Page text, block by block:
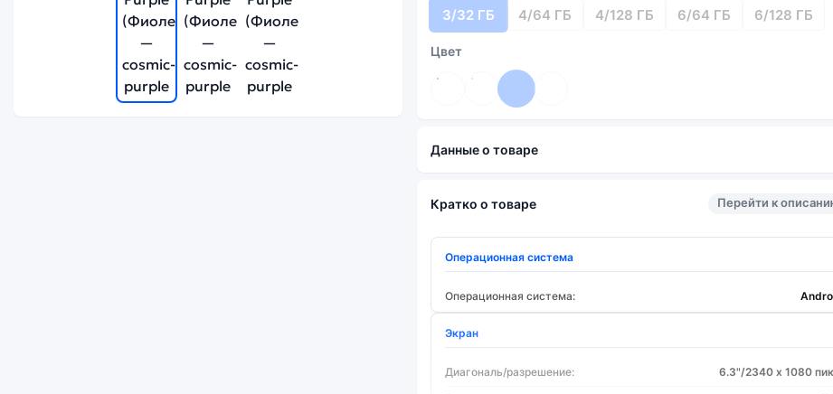
3/32 ГБ 4/64 ГБ 4/128 ГБ 6/64 ГБ 6/128 ГБ
Цвет
Данные о товаре
Кратко о товаре Перейти к
Операционная система
Операционная система:
Экран
Диагональ/разрешение: 6.3"/2340 х 1080